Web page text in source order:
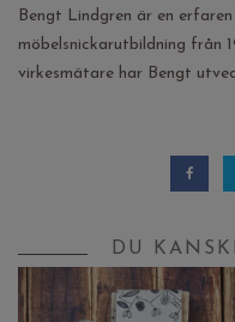
Bengt Lindgren är en
möbelsnickarutbildning från
virkesmätare har Bengt
DU